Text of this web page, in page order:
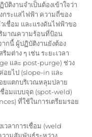
ติงานจำเป็นต้องเข้าใจว่า
กระแสไฟฟ้า ความถี่ของ
ชื่อม และแรงดันไฟฟ้าขอ
มาณความร้อนที่ป้อน
กนี้ ผู้ปฏิบัติงานยังต้อง
มต่าง ๆ เช่น ระยะเวลา
และ post-purge) ช่วง
อยไป (slope-in และ
ยแตกบริเวณหลุมปลาย
ชื่อมแบบจุด (spot-weld)
ที่ใช้ในการเตรียมรอย
วลาการเชื่อม (weld